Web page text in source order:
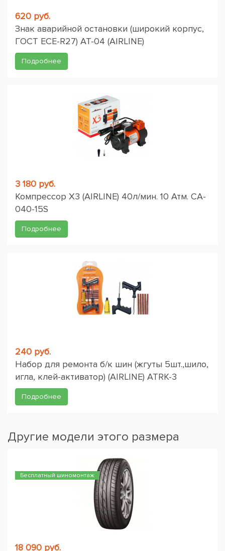
620 руб.
Знак аварийной остановки (широкий корпус,
ГОСТ ЕСЕ-R27) AT-04 (AIRLINE)
Подробнее
3 180 руб.
Компрессор X3 (AIRLINE) 40л/мин. 10 Атм. CA-
040-15S
Подробнее
240 руб.
Набор для ремонта б/к шин (жгуты 5шт.,шило,
игла, клей-активатор) (AIRLINE) ATRK-3
Подробнее
Другие модели этого размера
Бесплатный шиномонтаж
18 090 руб.